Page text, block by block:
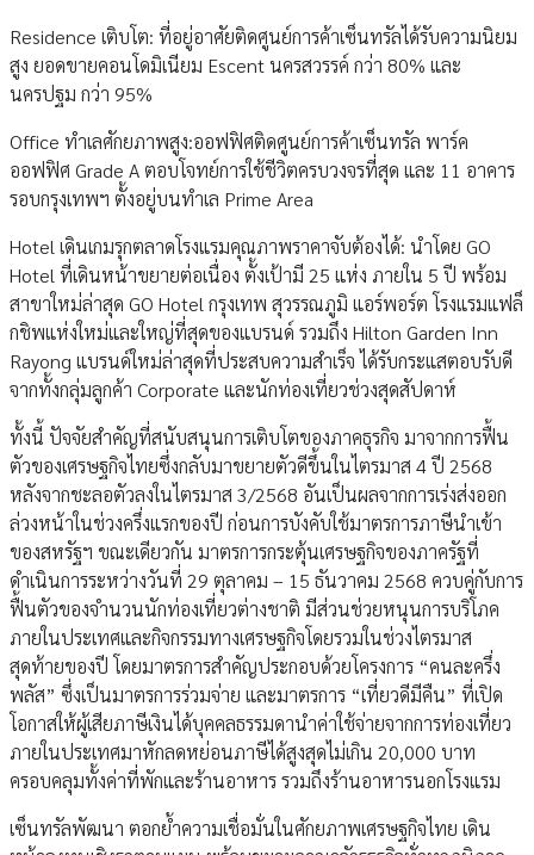
Residence เติบโต: ที่อยู่อาศัยติดศูนย์การค้าเซ็นทรัลได้รับความนิยม
สูง ยอดขายคอนโดมิเนียม Escent นครสวรรค์ กว่า 80% และ
นครปฐม กว่า 95%
Office ทำเลศักยภาพสูง:ออฟฟิศติดศูนย์การค้าเซ็นทรัล พาร์ค
ออฟฟิศ Grade A ตอบโจทย์การใช้ชีวิตครบวงจรที่สุด และ 11 อาคาร
รอบกรุงเทพฯ ตั้งอยู่บนทำเล Prime Area
Hotel เดินเกมรุกตลาดโรงแรมคุณภาพราคาจับต้องได้: นำโดย GO
Hotel ที่เดินหน้าขยายต่อเนื่อง ตั้งเป้ามี 25 แห่ง ภายใน 5 ปี พร้อม
สาขาใหม่ล่าสุด GO Hotel กรุงเทพ สุวรรณภูมิ แอร์พอร์ต โรงแรมแฟล็
กชิพแห่งใหม่และใหญ่ที่สุดของแบรนด์ รวมถึง Hilton Garden Inn
Rayong แบรนด์ใหม่ล่าสุดที่ประสบความสำเร็จ ได้รับกระแสตอบรับดี
จากทั้งกลุ่มลูกค้า Corporate และนักท่องเที่ยวช่วงสุดสัปดาห์
ทั้งนี้ ปัจจัยสำคัญที่สนับสนุนการเติบโตของภาคธุรกิจ มาจากการฟื้น
ตัวของเศรษฐกิจไทยซึ่งกลับมาขยายตัวดีขึ้นในไตรมาส 4 ปี 2568
หลังจากชะลอตัวลงในไตรมาส 3/2568 อันเป็นผลจากการเร่งส่งออก
ล่วงหน้าในช่วงครึ่งแรกของปี ก่อนการบังคับใช้มาตรการภาษีนำเข้า
ของสหรัฐฯ ขณะเดียวกัน มาตรการกระตุ้นเศรษฐกิจของภาครัฐที่
ดำเนินการระหว่างวันที่ 29 ตุลาคม – 15 ธันวาคม 2568 ควบคู่กับการ
ฟื้นตัวของจำนวนนักท่องเที่ยวต่างชาติ มีส่วนช่วยหนุนการบริโภค
ภายในประเทศและกิจกรรมทางเศรษฐกิจโดยรวมในช่วงไตรมาส
สุดท้ายของปี โดยมาตรการสำคัญประกอบด้วยโครงการ “คนละครึ่ง
พลัส” ซึ่งเป็นมาตรการร่วมจ่าย และมาตรการ “เที่ยวดีมีคืน” ที่เปิด
โอกาสให้ผู้เสียภาษีเงินได้บุคคลธรรมดานำค่าใช้จ่ายจากการท่องเที่ยว
ภายในประเทศมาหักลดหย่อนภาษีได้สูงสุดไม่เกิน 20,000 บาท
ครอบคลุมทั้งค่าที่พักและร้านอาหาร รวมถึงร้านอาหารนอกโรงแรม
เซ็นทรัลพัฒนา ตอกย้ำความเชื่อมั่นในศักยภาพเศรษฐกิจไทย เดิน